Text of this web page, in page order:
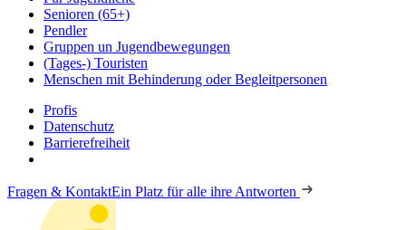
Senioren (65+)
Pendler
Gruppen un Jugendbewegungen
(Tages-) Touristen
Menschen mit Behinderung oder Begleitpersonen
Profis
Datenschutz
Barrierefreiheit
Fragen & KontaktEin Platz für alle ihre Antworten